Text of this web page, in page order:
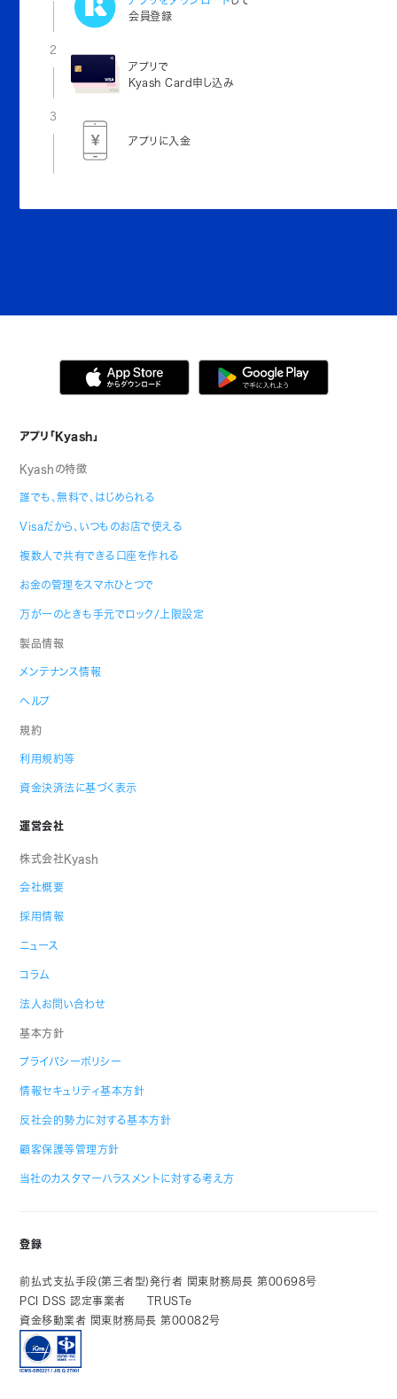
会員登録
2
アプリで
Kyash Card申し込み
3
アプリに入金
アプリ「Kyash」
Kyashの特徴
誰でも、無料で、はじめられる
Visaだから、いつものお店で使える
複数人で共有できる口座を作れる
お金の管理をスマホひとつで
万が一のときも手元でロック/上限設定
製品情報
メンテナンス情報
ヘルプ
規約
利用規約等
資金決済法に基づく表示
運営会社
株式会社Kyash
会社概要
採用情報
ニュース
コラム
法人お問い合わせ
基本方針
プライバシーポリシー
情報セキュリティ基本方針
反社会的勢力に対する基本方針
顧客保護等管理方針
当社のカスタマーハラスメントに対する考え方
登録
前払式支払手段(第三者型)発行者 関東財務局長 第00698号
PCI DSS 認定事業者
TRUSTe
資金移動業者 関東財務局長 第00082号